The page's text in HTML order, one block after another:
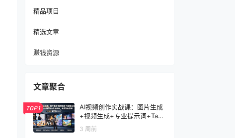
精品项目
精选文章
赚钱资源
文章聚合
TOP1
AI视频创作实战课：图片生成
+视频生成+专业提示词+TapN
ow×首尾帧+全能参考，从零
到电影感成片
3 周前